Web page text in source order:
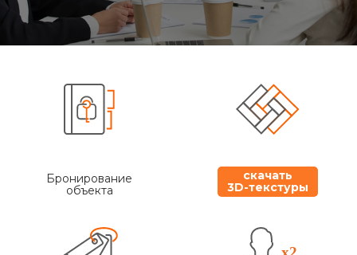
Бронирование
объекта
скачать
3D-текстуры